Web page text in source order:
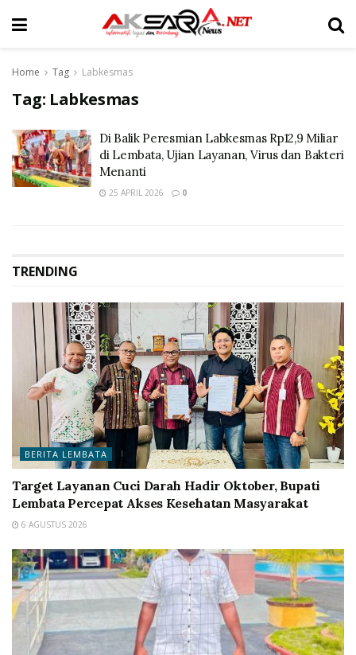
Home Tag Labkesmas
Tag: Labkesmas
Di Balik Peresmian Labkesmas Rp12,9 Miliar
di Lembata, Ujian Layanan, Virus dan Bakteri
Menanti
25 APRIL 2026 0
TRENDING
BERITA LEMBATA
Target Layanan Cuci Darah Hadir Oktober, Bupati
Lembata Percepat Akses Kesehatan Masyarakat
6 AGUSTUS 2026